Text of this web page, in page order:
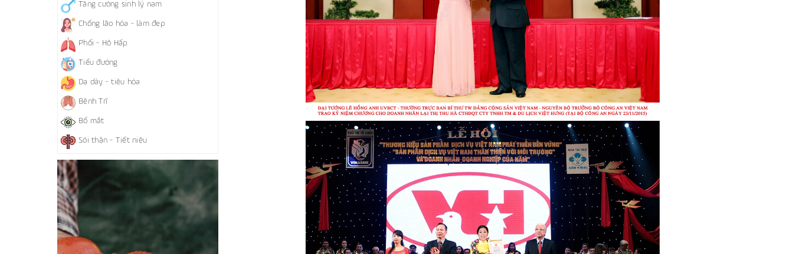
Tăng cường sinh lý nam
Chống lão hóa - làm đẹp
Phổi - Hô Hấp
Tiểu đường
Dạ dày - tiêu hóa
Bệnh Trĩ
Bổ mắt
Sỏi thận - Tiết niệu